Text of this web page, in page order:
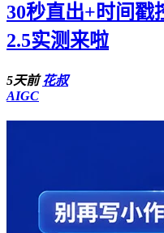
30秒直出+时间戳
2.5实测来啦
5天前花叔
AIGC